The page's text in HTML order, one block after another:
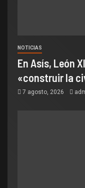
NOTICIAS
En Asís, León
«construir la
7 agosto, 2026